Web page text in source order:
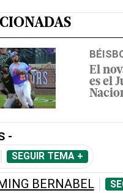
El
es el
-
SEGUIR TEMA +
BERNABEL